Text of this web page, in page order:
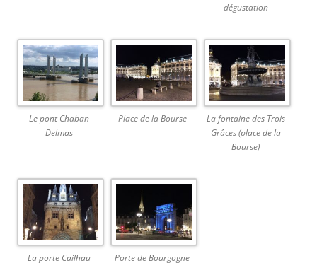
dégustation
Le pont Chaban
Delmas
Place de la Bourse
La fontaine des Trois
Grâces (place de la
Bourse)
La porte Cailhau Porte de Bourgogne